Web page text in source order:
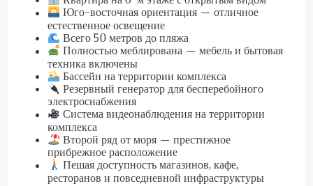
Юго-восточная ориентация — отличное
естественное освещение
Всего 50 метров до пляжа
Полностью меблирована — мебель и бытовая
техника включены
Бассейн на территории комплекса
Резервный генератор для бесперебойного
электроснабжения
Система видеонаблюдения на территории
комплекса
Второй ряд от моря — престижное
прибрежное расположение
Пешая доступность магазинов, кафе,
ресторанов и повседневной инфраструктуры